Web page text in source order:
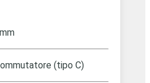
(tipo C)